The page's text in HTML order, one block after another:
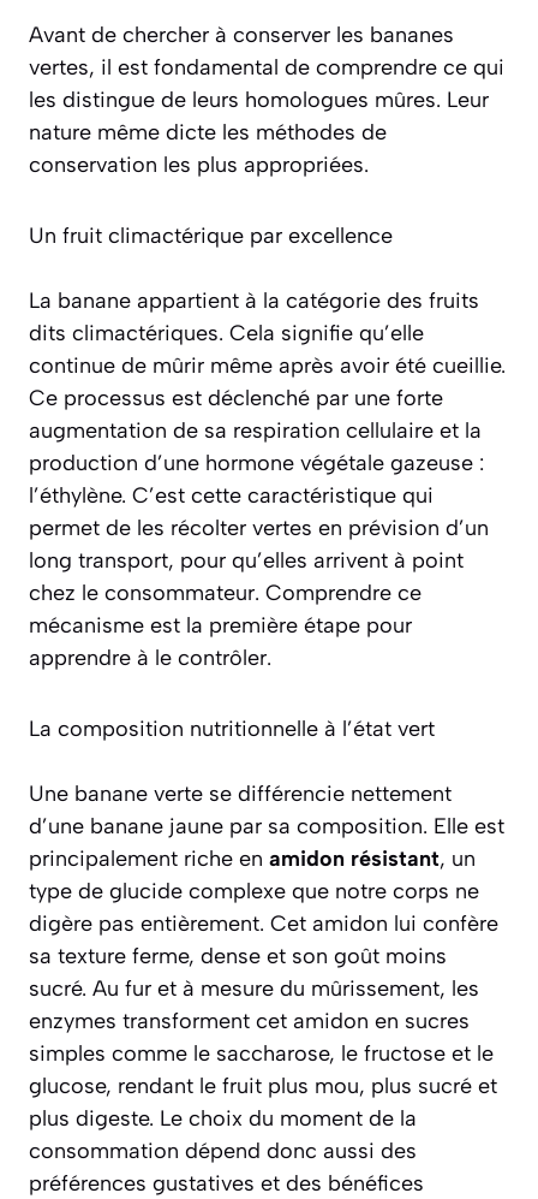
Avant de chercher à conserver les bananes
vertes, il est fondamental de comprendre ce qui
les distingue de leurs homologues mûres. Leur
nature même dicte les méthodes de
conservation les plus appropriées.
Un fruit climactérique par excellence
La banane appartient à la catégorie des fruits
dits climactériques. Cela signifie qu’elle
continue de mûrir même après avoir été cueillie.
Ce processus est déclenché par une forte
augmentation de sa respiration cellulaire et la
production d’une hormone végétale gazeuse :
l’éthylène. C’est cette caractéristique qui
permet de les récolter vertes en prévision d’un
long transport, pour qu’elles arrivent à point
chez le consommateur. Comprendre ce
mécanisme est la première étape pour
apprendre à le contrôler.
La composition nutritionnelle à l’état vert
Une banane verte se différencie nettement
d’une banane jaune par sa composition. Elle est
principalement riche en amidon résistant, un
type de glucide complexe que notre corps ne
digère pas entièrement. Cet amidon lui confère
sa texture ferme, dense et son goût moins
sucré. Au fur et à mesure du mûrissement, les
enzymes transforment cet amidon en sucres
simples comme le saccharose, le fructose et le
glucose, rendant le fruit plus mou, plus sucré et
plus digeste. Le choix du moment de la
consommation dépend donc aussi des
préférences gustatives et des bénéfices